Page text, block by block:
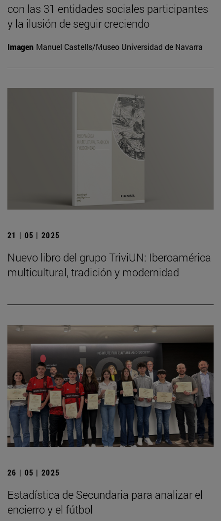
con las 31 entidades sociales participantes
y la ilusión de seguir creciendo
Imagen Manuel Castells/Museo Universidad de Navarra
21 | 05 | 2025
Nuevo libro del grupo TriviUN: Iberoamérica
multicultural, tradición y modernidad
26 | 05 | 2025
Estadística de Secundaria para analizar el
encierro y el fútbol